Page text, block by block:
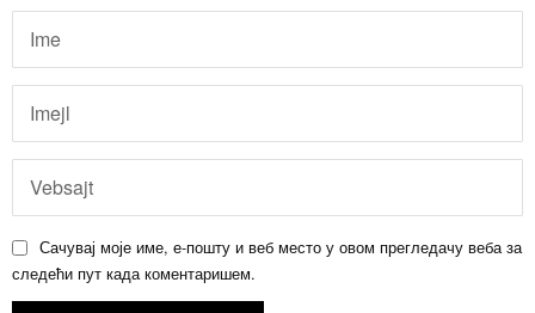
Сачувај моје име, е-пошту и веб место у овом прегледачу веба за
следећи пут када коментаришем.